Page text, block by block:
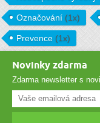
Označování (1x)
Prevence (1x)
Novinky zdarma
Zdarma newsletter s